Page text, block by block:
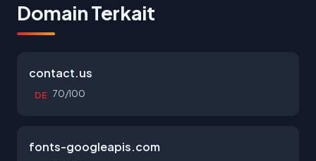
Domain Terkait
contact.us
DE 70/100
fonts-googleapis.com